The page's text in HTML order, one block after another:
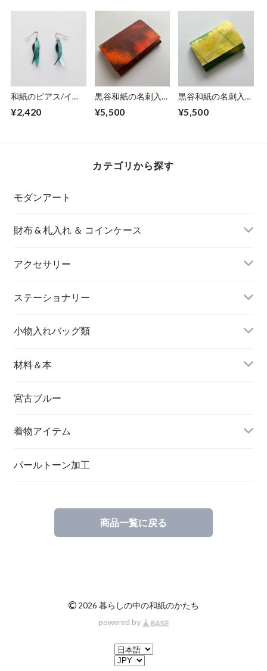
和紙のピアス/イヤ
アブルー】S
¥2,420
黒谷和紙の名刺入れ
¥5,500
黒谷和紙の名刺入れ
¥5,500
カテゴリから探す
モダンアート
財布 & 札入れ ＆ コインケース
長財布
アクセサリー
イヤリング＆ピアス
バングル＆ブレスレット
ペンダント
ブローチ
ステーショナリー
名刺入れ
メッセージカード
一筆箋
小物入れバッグ類
バッグ
材料＆本
ハンドメイドキット
宮古ブルー
着物アイテム
パールトーン加工
商品一覧に戻る
© 2026 暮らしの中の和紙のかたち
powered by